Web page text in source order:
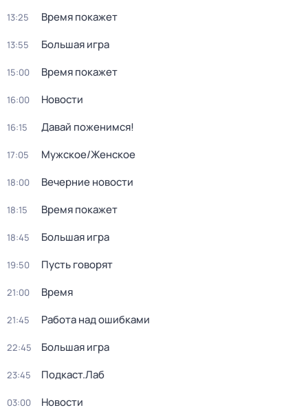
13:25 Время покажет
13:55 Большая игра
15:00 Время покажет
16:00 Новости
16:15 Давай поженимся!
17:05 Мужское/Женское
18:00 Вечерние новости
18:15 Время покажет
18:45 Большая игра
19:50 Пусть говорят
21:00 Время
21:45 Работа над ошибками
22:45 Большая игра
23:45 Подкаст.Лаб
03:00 Новости